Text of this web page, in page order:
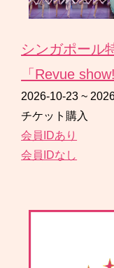
シンガポール
「Revue show!
2026-10-23 ~
チケット購入
会員IDあり
会員IDなし